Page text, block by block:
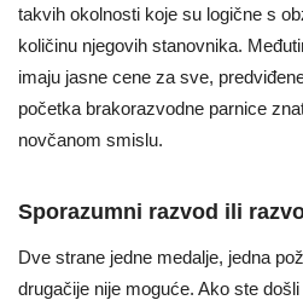
takvih okolnosti koje su logične s
količinu njegovih stanovnika.
imaju jasne cene za sve,
početka brakorazvodne parnice
novčanom smislu.
Sporazumni razvod ili
Dve strane jedne medalje, jedna
drugačije nije moguće. Ako ste